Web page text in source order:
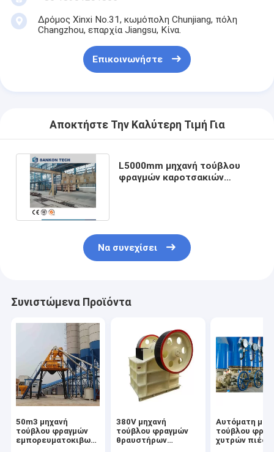
Δρόμος Xinxi No.31, κωμόπολη Chunjiang, πόλη
Changzhou, επαρχία Jiangsu, Κίνα.
Επικοινωνήστε
Αποκτήστε Την Καλύτερη Τιμή Για
L5000mm μηχανή τούβλου
φραγμών καροτσακιών
Να συνεχίσει
Συνιστώμενα Προϊόντα
50m3 μηχανή
τούβλου φραγμών
εμπορευματοκιβωτίων
380V μηχανή
τούβλου φραγμών
θραυστήρων
Αυτόματη
τούβλου
χυτρών